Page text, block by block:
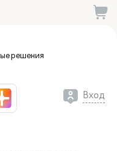
решения
Вход